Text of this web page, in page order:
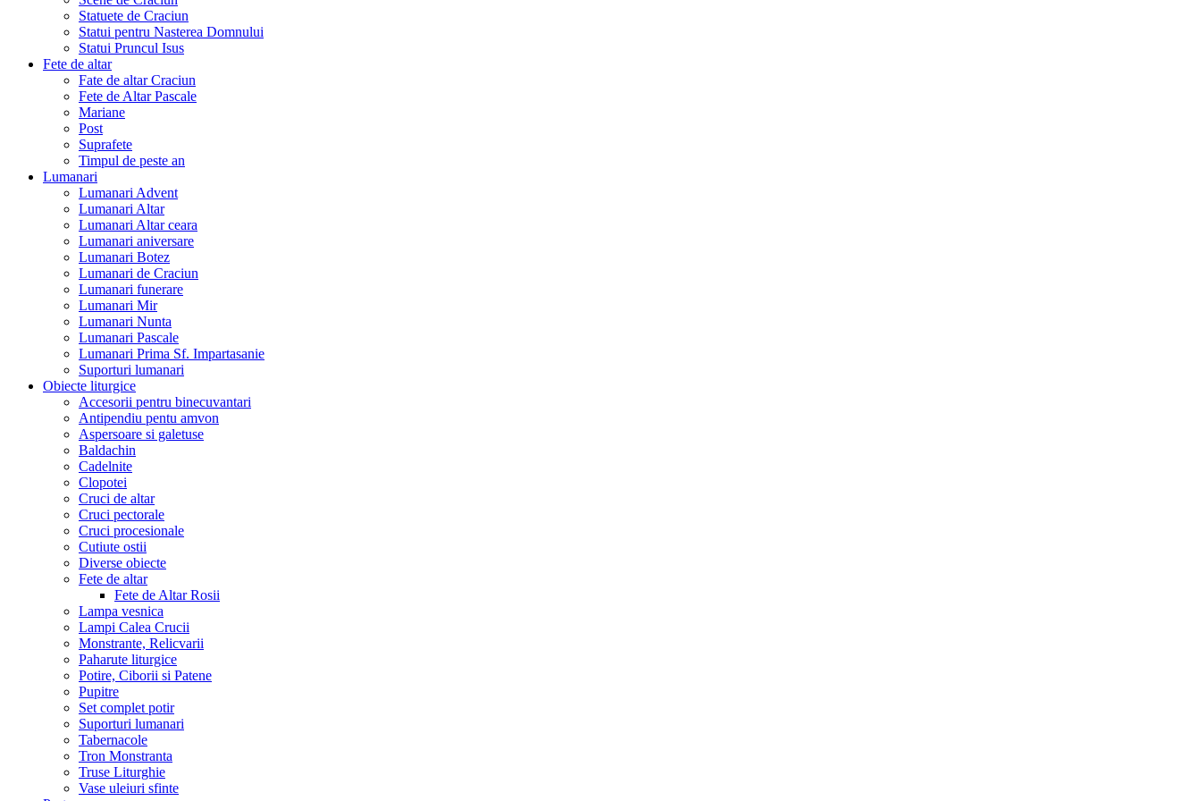
Statuete de Craciun
Statui pentru Nasterea Domnului
Statui Pruncul Isus
Fete de altar
Fate de altar Craciun
Fete de Altar Pascale
Mariane
Post
Suprafete
Timpul de peste an
Lumanari
Lumanari Advent
Lumanari Altar
Lumanari Altar ceara
Lumanari aniversare
Lumanari Botez
Lumanari de Craciun
Lumanari funerare
Lumanari Mir
Lumanari Nunta
Lumanari Pascale
Lumanari Prima Sf. Impartasanie
Suporturi lumanari
Obiecte liturgice
Accesorii pentru binecuvantari
Antipendiu pentu amvon
Aspersoare si galetuse
Baldachin
Cadelnite
Clopotei
Cruci de altar
Cruci pectorale
Cruci procesionale
Cutiute ostii
Diverse obiecte
Fete de altar
Fete de Altar Rosii
Lampa vesnica
Lampi Calea Crucii
Monstrante, Relicvarii
Paharute liturgice
Potire, Ciborii si Patene
Pupitre
Set complet potir
Suporturi lumanari
Tabernacole
Tron Monstranta
Truse Liturghie
Vase uleiuri sfinte